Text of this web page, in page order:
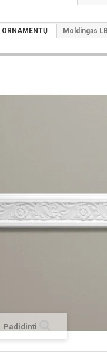
ORNAMENTŲ Moldingas
Padidinti